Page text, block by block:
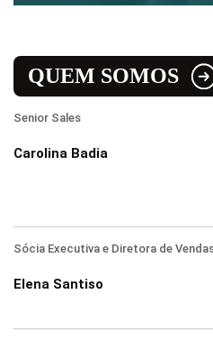
QUEM SOMOS
Senior Sales
Carolina Badia
Sócia Executiva e Diretora de
Elena Santiso